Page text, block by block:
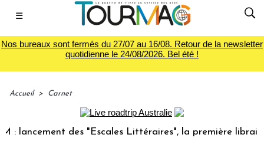
☰
Nos bureaux sont fermés du 27/07 au 16/08. Retour de la newsletter
quotidienne le 24/08/2026. Bel été !
Accueil > Carnet
des "Escales Littéraires", la première librairie du